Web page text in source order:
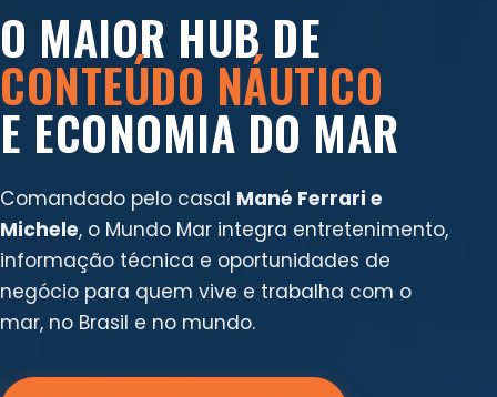
O MAIOR HUB DE
CONTEÚDO NÁUTICO
E ECONOMIA DO MAR
Comandado pelo casal Mané Ferrari e
Michele, o Mundo Mar integra entretenimento,
informação técnica e oportunidades de
negócio para quem vive e trabalha com o
mar, no Brasil e no mundo.